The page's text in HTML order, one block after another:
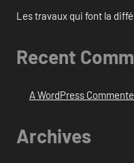
Les travaux qui font la
Recent
A WordPress
Archives